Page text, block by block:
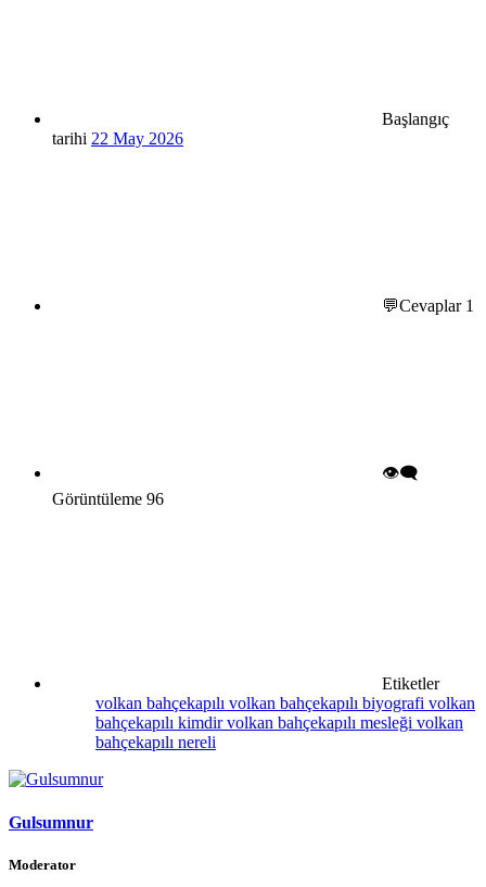
Başlangıç
tarihi 22 May 2026
💬Cevaplar1
👁️‍🗨️
Görüntüleme 96
Etiketler
volkan bahçekapılı volkan bahçekapılı biyografi volkan
bahçekapılı kimdirvolkan bahçekapılı mesleği volkan
bahçekapılı nereli
Gulsumnur
Moderator